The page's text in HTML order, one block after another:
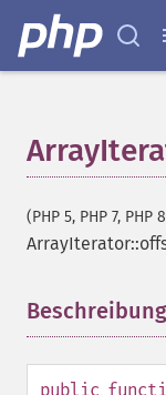
(PHP 5, PHP 7, PHP
Beschreibung
public